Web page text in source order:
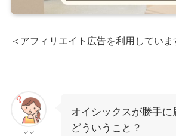
＜アフィリエイト広告を利用していま
ママ
オイシックスが勝手に
どういうこと？